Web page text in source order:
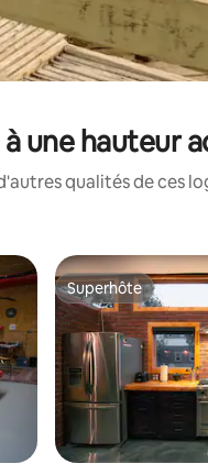
une hauteur
qualités de ces
aimésSuperhôte
Superhôte